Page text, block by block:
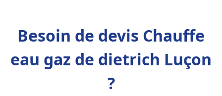
Besoin de devis Chauffe
eau gaz de dietrich Luçon
?